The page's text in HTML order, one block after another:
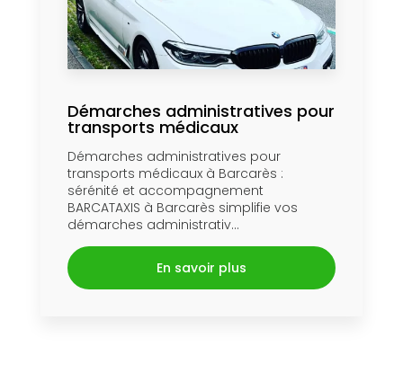
Démarches administratives pour
transports médicaux
Démarches administratives pour
transports médicaux à Barcarès :
sérénité et accompagnement
BARCATAXIS à Barcarès simplifie vos
démarches administrativ...
En savoir plus